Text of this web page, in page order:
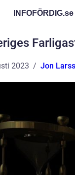
INFOFÖRDIG.se
2023 Jon